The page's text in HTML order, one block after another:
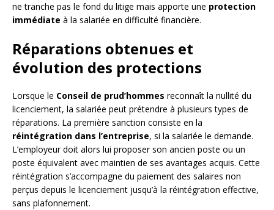
ne tranche pas le fond du litige mais apporte une protection
immédiate à la salariée en difficulté financière.
Réparations obtenues et
évolution des protections
Lorsque le Conseil de prud’hommes reconnaît la nullité du
licenciement, la salariée peut prétendre à plusieurs types de
réparations. La première sanction consiste en la
réintégration dans l’entreprise, si la salariée le demande.
L’employeur doit alors lui proposer son ancien poste ou un
poste équivalent avec maintien de ses avantages acquis. Cette
réintégration s’accompagne du paiement des salaires non
perçus depuis le licenciement jusqu’à la réintégration effective,
sans plafonnement.